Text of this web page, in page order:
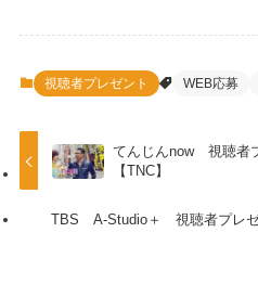
視聴者プレゼント WEB応募
てんじんnow 視聴者
【TNC】
TBS A-Studio＋ 視聴者プレゼ